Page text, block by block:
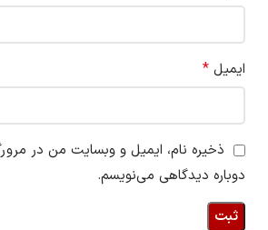
ایمیل *
ذخیره نام، ایمیل و وبسایت من در
دوباره دیدگاهی می‌نویسم.